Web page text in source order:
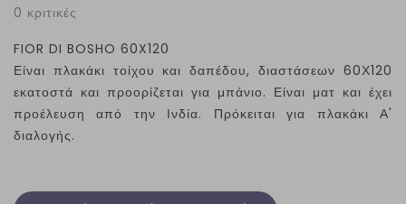
0 κριτικές
FIOR DI BOSHO 60X120
Είναι πλακάκι τοίχου και δαπέδου, διαστάσεων 60Χ120
εκατοστά και προορίζεται για μπάνιο. Είναι ματ και έχει
προέλευση από την Ινδία. Πρόκειται για πλακάκι Α'
διαλογής.